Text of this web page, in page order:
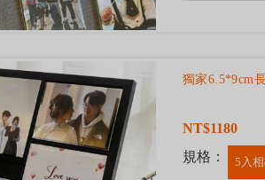
獨家6.5*9cm
NT$1180
規格：
5入